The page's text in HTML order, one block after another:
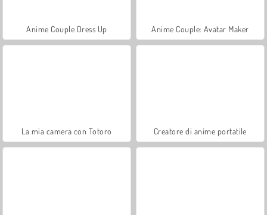
Anime Couple Dress Up Anime Couple: Avatar Maker
La mia camera con Totoro Creatore di anime portatile